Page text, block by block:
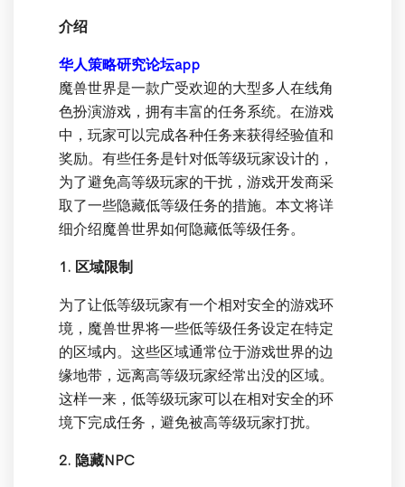
介绍
华人策略研究论坛app
魔兽世界是一款广受欢迎的大型多人在线角
色扮演游戏，拥有丰富的任务系统。在游戏
中，玩家可以完成各种任务来获得经验值和
奖励。有些任务是针对低等级玩家设计的，
为了避免高等级玩家的干扰，游戏开发商采
取了一些隐藏低等级任务的措施。本文将详
细介绍魔兽世界如何隐藏低等级任务。
1. 区域限制
为了让低等级玩家有一个相对安全的游戏环
境，魔兽世界将一些低等级任务设定在特定
的区域内。这些区域通常位于游戏世界的边
缘地带，远离高等级玩家经常出没的区域。
这样一来，低等级玩家可以在相对安全的环
境下完成任务，避免被高等级玩家打扰。
2. 隐藏NPC